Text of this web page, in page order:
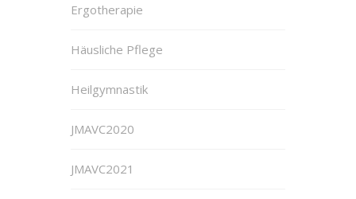
Ergotherapie
Häusliche Pflege
Heilgymnastik
JMAVC2020
JMAVC2021